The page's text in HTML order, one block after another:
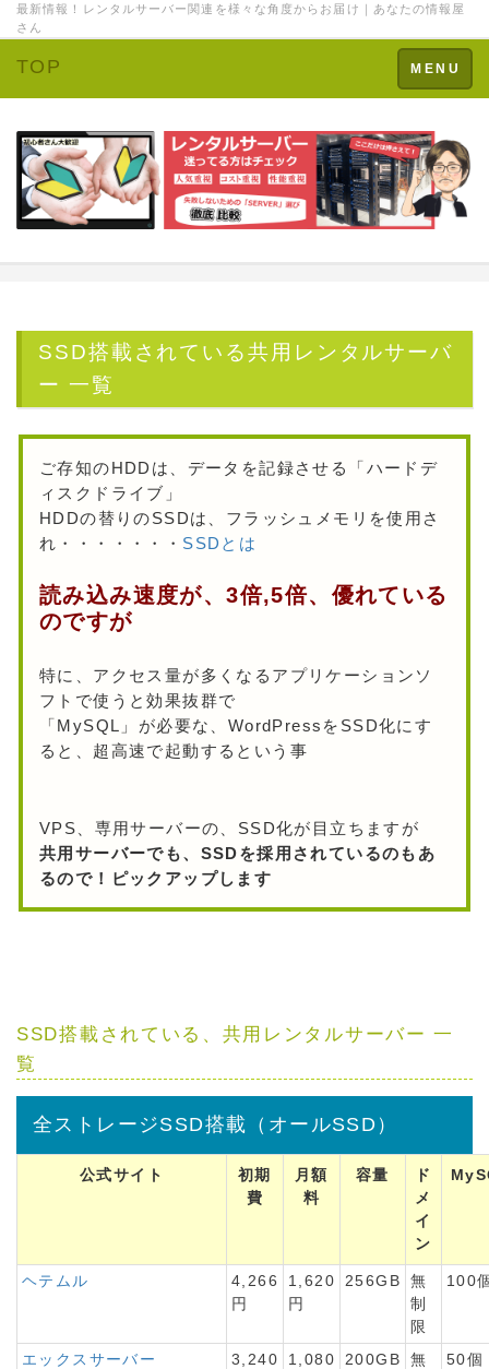
最新情報！レンタルサーバー関連を様々な角度からお届け｜あなたの情報屋
さん
Toggle
navigation
MENU
TOP
SSD搭載されている共用レンタルサーバ
ー 一覧
ご存知のHDDは、データを記録させる「ハードデ
ィスクドライブ」
HDDの替りのSSDは、フラッシュメモリを使用さ
れ・・・・・・・ SSDとは
読み込み速度が、3倍,5倍、優れている
のですが
特に、アクセス量が多くなるアプリケーションソ
フトで使うと効果抜群で
「MySQL」が必要な、WordPressをSSD化にす
ると、超高速で起動するという事
VPS、専用サーバーの、SSD化が目立ちますが
共用サーバーでも、SSDを採用されているのもあ
るので！ピックアップします
SSD搭載されている、共用レンタルサーバー 一
覧
全ストレージSSD搭載（オールSSD）
公式サイト
初期
費
月額
料
容量
ド
メ
イ
ン
ヘテムル
4,266
円
1,620
円
256GB
無
制
限
100
エックスサーバー
3,240
1,080
200GB
無
50個